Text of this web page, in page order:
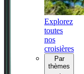
Explorez
toutes
nos
croisières
Par
thèmes